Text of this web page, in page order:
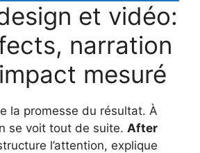
et vidéo:
narration
mesuré
la promesse du résultat. À
se voit tout de suite. After
l’attention, explique